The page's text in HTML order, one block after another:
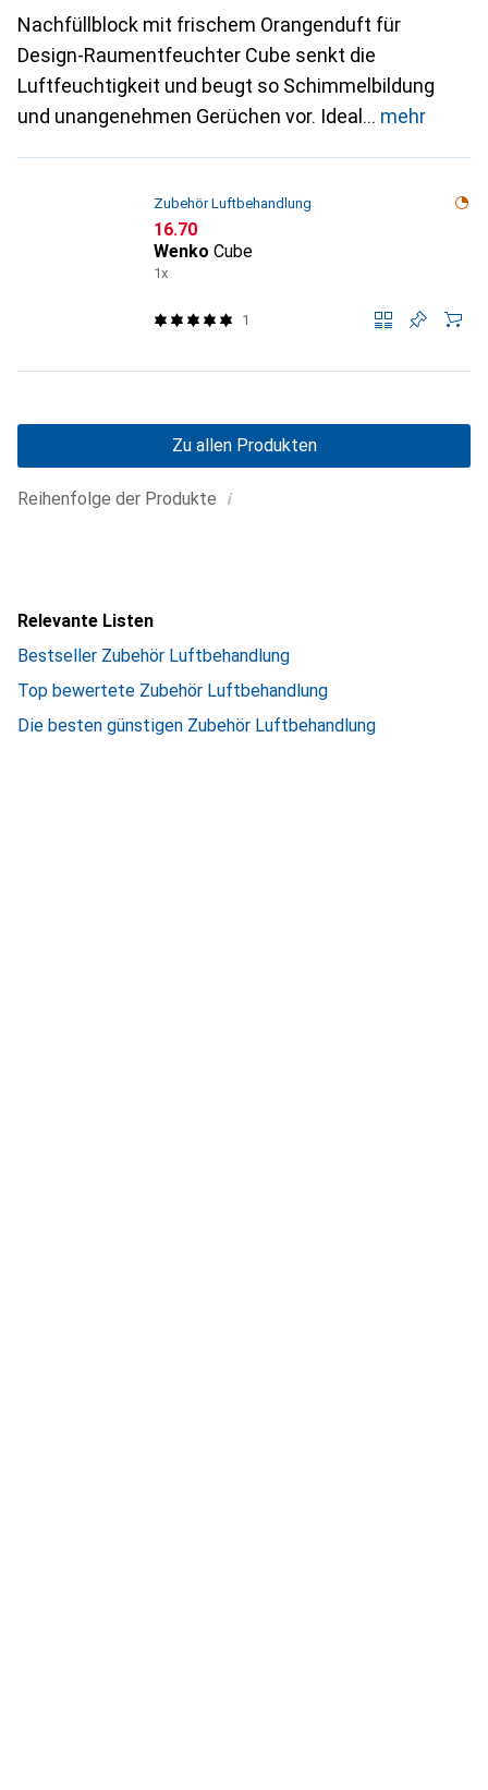
Nachfüllblock mit frischem Orangenduft für
Design-Raumentfeuchter Cube senkt die
Luftfeuchtigkeit und beugt so Schimmelbildung
und unangenehmen Gerüchen vor. Ideal
mehr
Zubehör Luftbehandlung
CHF
16.70
Wenko Cube
1x
1
Reihenfolge der Produkte i
Zu allen Produkten
Relevante Listen
Bestseller Zubehör Luftbehandlung
Top bewertete Zubehör Luftbehandlung
Die besten günstigen Zubehör Luftbehandlung